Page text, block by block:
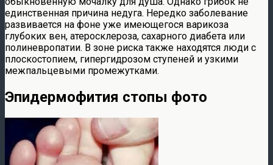
единственная причина недуга. Нередко заболевание
развивается на фоне уже имеющегося варикоза
глубоких вен, атеросклероза, сахарного диабета или
полиневропатии. В зоне риска также находятся люди с
плоскостопием, гипергидрозом ступеней и узкими
межпальцевыми промежутками.
Эпидермофития стопы фото